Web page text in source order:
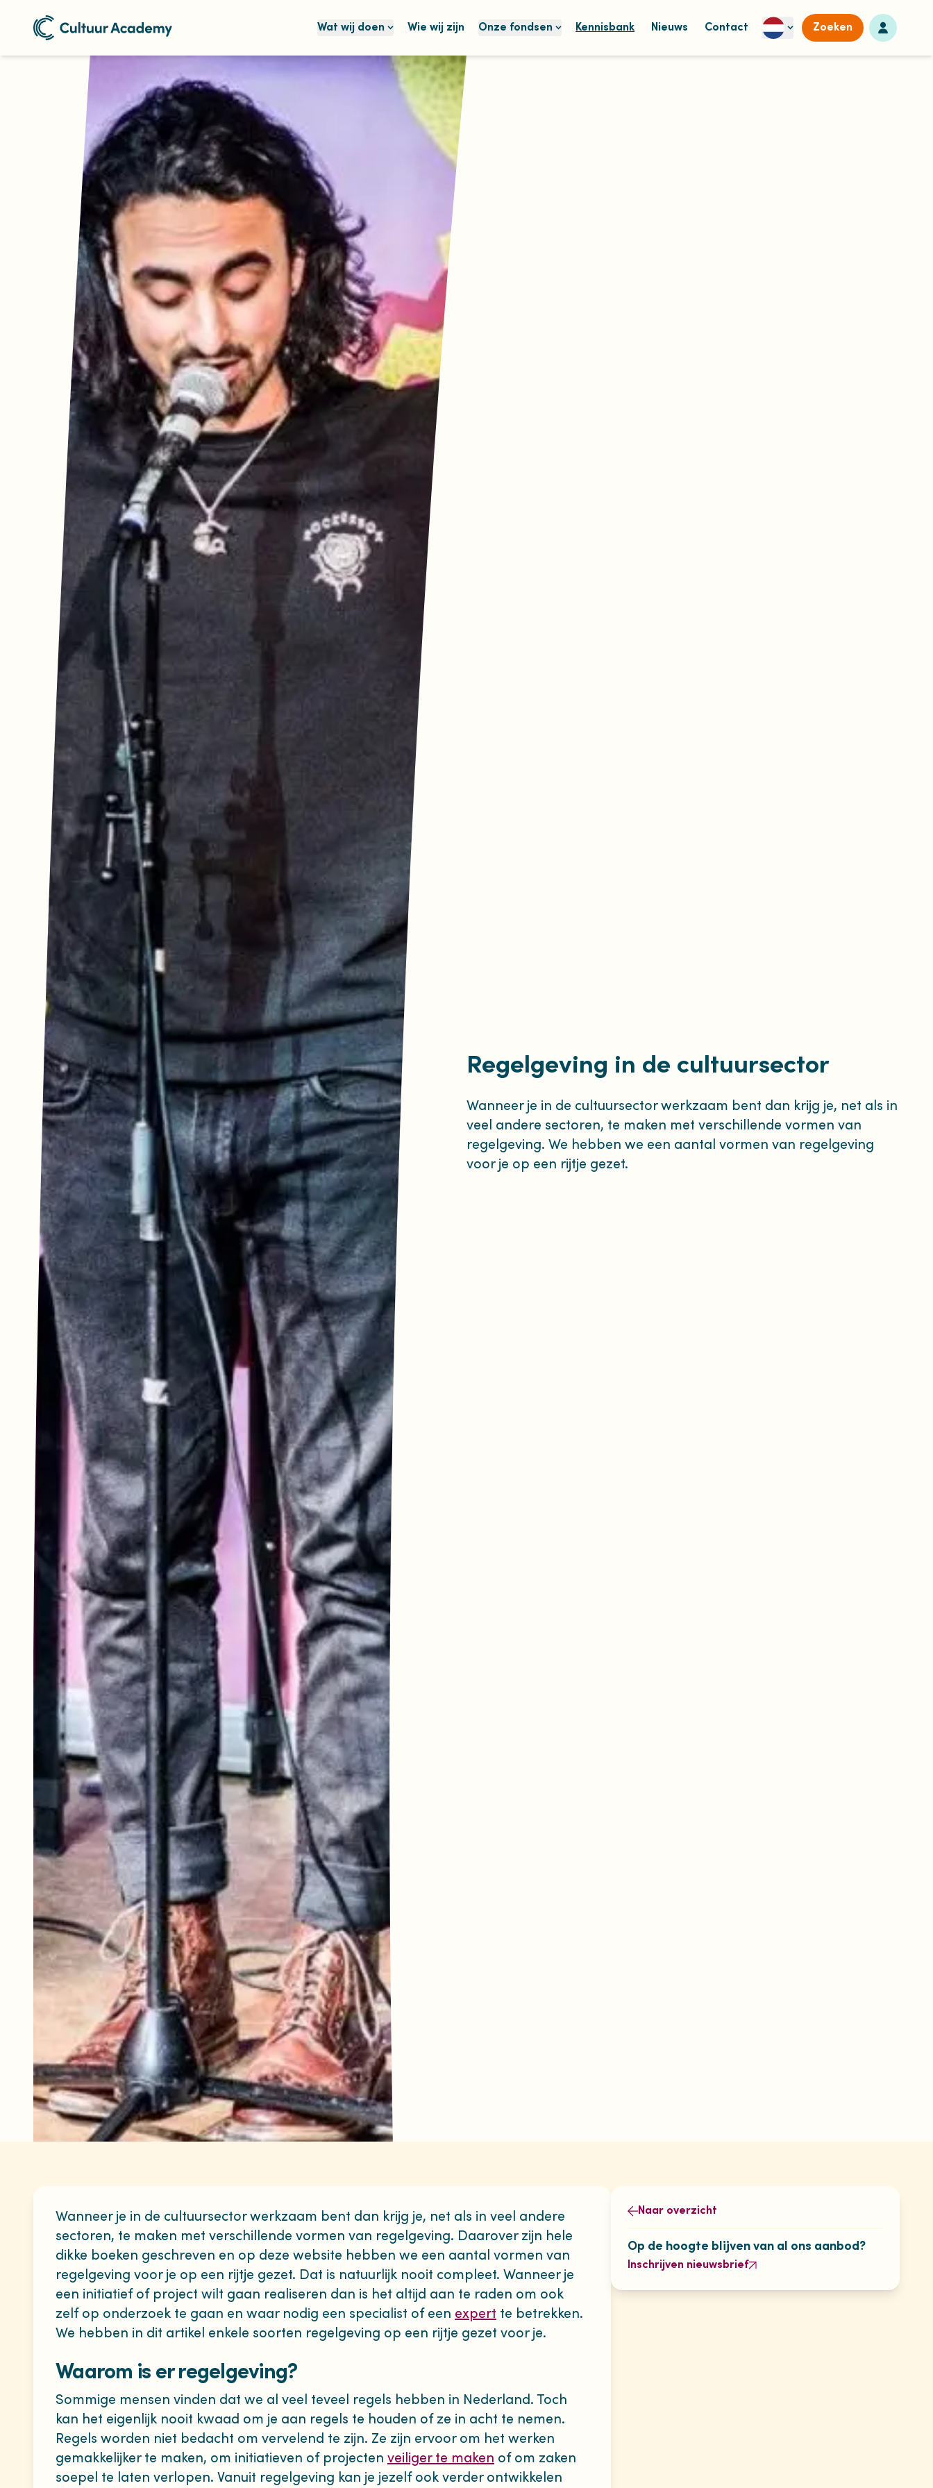
Naar home Wat wij doen Wie wij zijn Onze fondsen Kennisbank Nieuws Contact Zoeken
Naar
Regelgeving in de cultuursector
Wanneer je in de cultuursector werkzaam bent dan krijg je, net als in
veel andere sectoren, te maken met verschillende vormen van
regelgeving. We hebben we een aantal vormen van regelgeving
voor je op een rijtje gezet.
Wanneer je in de cultuursector werkzaam bent dan krijg je, net als in veel andere
sectoren, te maken met verschillende vormen van regelgeving. Daarover zijn hele
dikke boeken geschreven en op deze website hebben we een aantal vormen van
regelgeving voor je op een rijtje gezet. Dat is natuurlijk nooit compleet. Wanneer je
een initiatief of project wilt gaan realiseren dan is het altijd aan te raden om ook
zelf op onderzoek te gaan en waar nodig een specialist of een expert te betrekken.
We hebben in dit artikel enkele soorten regelgeving op een rijtje gezet voor je.
Waarom is er regelgeving?
Sommige mensen vinden dat we al veel teveel regels hebben in Nederland. Toch
kan het eigenlijk nooit kwaad om je aan regels te houden of ze in acht te nemen.
Regels worden niet bedacht om vervelend te zijn. Ze zijn ervoor om het werken
gemakkelijker te maken, om initiatieven of projecten veiliger te maken of om zaken
soepel te laten verlopen. Vanuit regelgeving kan je jezelf ook verder ontwikkelen
Naar overzicht
Op de hoogte blijven van al ons aanbod?
Inschrijven nieuwsbrief